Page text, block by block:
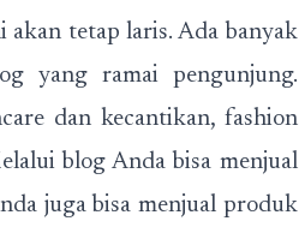
tetap laris. Ada banyak
yang ramai pengunjung.
dan kecantikan, fashion
blog Anda bisa menjual
juga bisa menjual produk